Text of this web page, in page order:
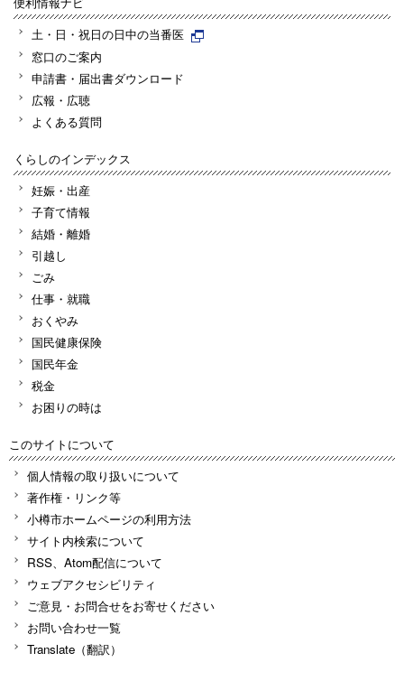
土・日・祝日の日中の当番医
窓口のご案内
申請書・届出書ダウンロード
広報・広聴
よくある質問
くらしのインデックス
妊娠・出産
子育て情報
結婚・離婚
引越し
ごみ
仕事・就職
おくやみ
国民健康保険
国民年金
税金
お困りの時は
このサイトについて
個人情報の取り扱いについて
著作権・リンク等
小樽市ホームページの利用方法
サイト内検索について
RSS、Atom配信について
ウェブアクセシビリティ
ご意見・お問合せをお寄せください
お問い合わせ一覧
Translate（翻訳）